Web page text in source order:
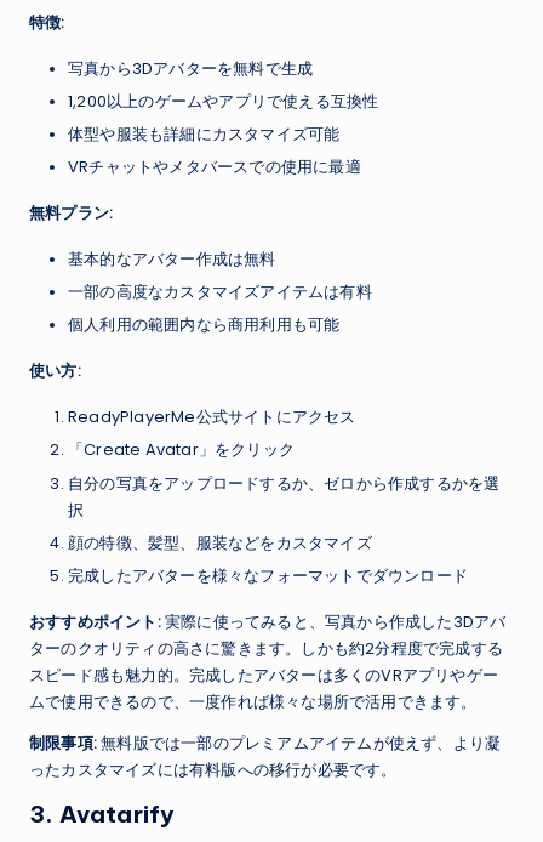
特徴:
写真から3Dアバターを無料で生成
1,200以上のゲームやアプリで使える互換性
体型や服装も詳細にカスタマイズ可能
VRチャットやメタバースでの使用に最適
無料プラン:
基本的なアバター作成は無料
一部の高度なカスタマイズアイテムは有料
個人利用の範囲内なら商用利用も可能
使い方:
ReadyPlayerMe公式サイトにアクセス
「Create Avatar」をクリック
自分の写真をアップロードするか、ゼロから作成するかを選
択
顔の特徴、髪型、服装などをカスタマイズ
完成したアバターを様々なフォーマットでダウンロード
おすすめポイント:実際に使ってみると、写真から作成した3Dアバ
ターのクオリティの高さに驚きます。しかも約2分程度で完成する
スピード感も魅力的。完成したアバターは多くのVRアプリやゲー
ムで使用できるので、一度作れば様々な場所で活用できます。
制限事項:無料版では一部のプレミアムアイテムが使えず、より凝
ったカスタマイズには有料版への移行が必要です。
3. Avatarify